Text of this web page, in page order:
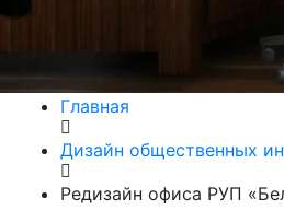
Главная
Дизайн общественных
Редизайн офиса РУП